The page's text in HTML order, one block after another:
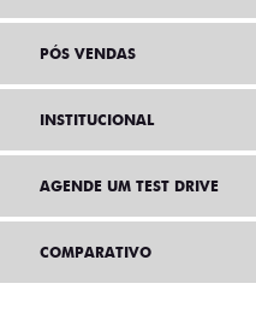
PÓS VENDAS
INSTITUCIONAL
AGENDE UM TEST DRIVE
COMPARATIVO